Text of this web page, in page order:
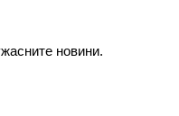
новини.